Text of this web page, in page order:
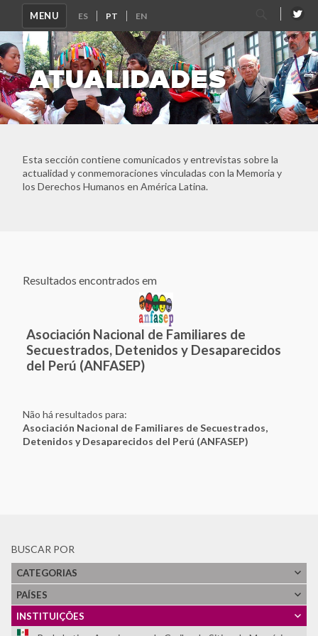
MENU
Pesquisar
por:
ATUALIDADES
Esta sección contiene comunicados y entrevistas sobre la
actualidad y conmemoraciones vinculadas con la Memoria y
los Derechos Humanos en América Latina.
Resultados encontrados em
Asociación Nacional de Familiares de
Secuestrados, Detenidos y Desaparecidos
del Perú (ANFASEP)
Não há resultados para:
Asociación Nacional de Familiares de Secuestrados,
Detenidos y Desaparecidos del Perú (ANFASEP)
BUSCAR POR
CATEGORIAS
PAÍSES
INSTITUIÇÕES
Ver Todos